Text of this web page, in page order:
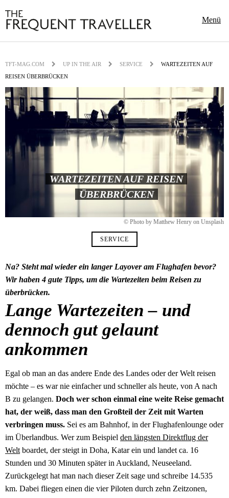
Menü
TFT-MAG.COM UP IN THE AIR SERVICE
WARTEZEITEN AUF
REISEN ÜBERBRÜCKEN
WARTEZEITEN AUF REISEN
ÜBERBRÜCKEN
© Photo by Matthew Henry on Unsplash
SERVICE
Na? Steht mal wieder ein langer Layover am Flughafen bevor?
Wir haben 4 gute Tipps, um die Wartezeiten beim Reisen zu
überbrücken.
Lange Wartezeiten – und
dennoch gut gelaunt
ankommen
Egal ob man an das andere Ende des Landes oder der Welt reisen
möchte – es war nie einfacher und schneller als heute, von A nach
B zu gelangen. Doch wer schon einmal eine weite Reise gemacht
hat, der weiß, dass man den Großteil der Zeit mit Warten
verbringen muss. Sei es am Bahnhof, in der Flughafenlounge oder
im Überlandbus. Wer zum Beispiel den längsten Direktflug der
Welt boardet, der steigt in Doha, Katar ein und landet ca. 16
Stunden und 30 Minuten später in Auckland, Neuseeland.
Zurückgelegt hat man nach dieser Zeit sage und schreibe 14.535
km. Dabei fliegen einen die vier Piloten durch zehn Zeitzonen,